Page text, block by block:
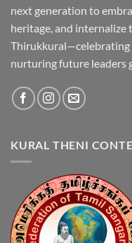
next generation to
heritage, and internalize
Thirukkural—celebrating
nurturing future leaders
KURAL THENI